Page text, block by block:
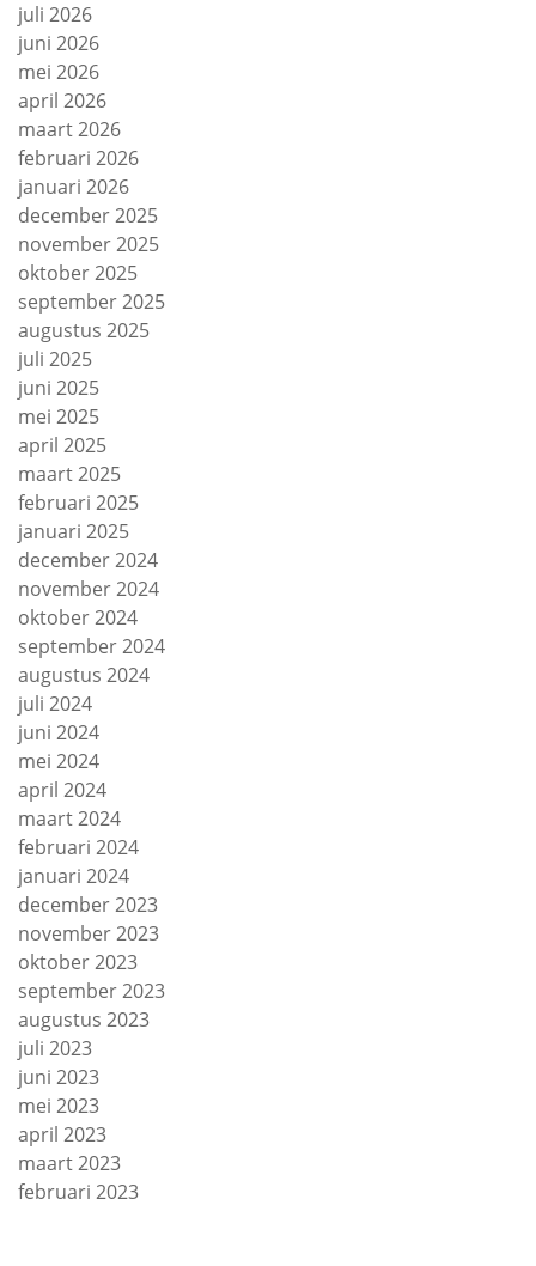
juli 2026
juni 2026
mei 2026
april 2026
maart 2026
februari 2026
januari 2026
december 2025
november 2025
oktober 2025
september 2025
augustus 2025
juli 2025
juni 2025
mei 2025
april 2025
maart 2025
februari 2025
januari 2025
december 2024
november 2024
oktober 2024
september 2024
augustus 2024
juli 2024
juni 2024
mei 2024
april 2024
maart 2024
februari 2024
januari 2024
december 2023
november 2023
oktober 2023
september 2023
augustus 2023
juli 2023
juni 2023
mei 2023
april 2023
maart 2023
februari 2023